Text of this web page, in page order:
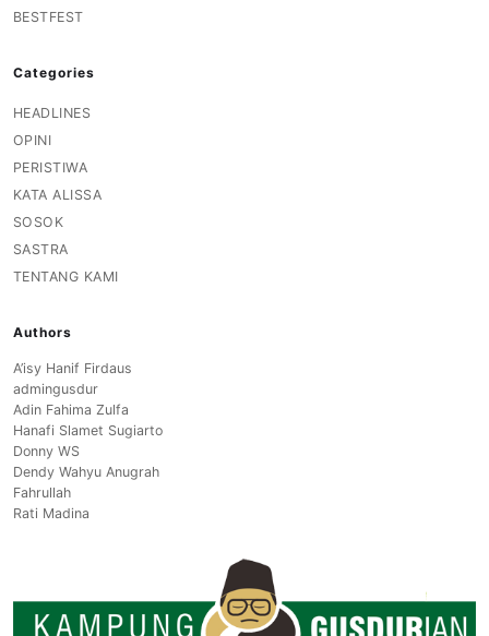
BESTFEST
Categories
HEADLINES
OPINI
PERISTIWA
KATA ALISSA
SOSOK
SASTRA
TENTANG KAMI
Authors
A’isy Hanif Firdaus
admingusdur
Adin Fahima Zulfa
Hanafi Slamet Sugiarto
Donny WS
Dendy Wahyu Anugrah
Fahrullah
Rati Madina